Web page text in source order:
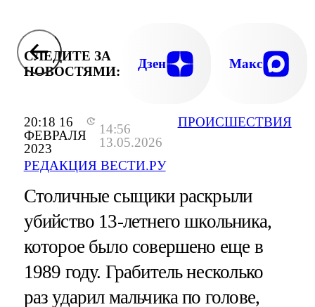
20:18 16
ФЕВРАЛЯ
2023
14:56
13.05.2026
РЕДАКЦИЯ ВЕСТИ.РУ
ПРОИСШЕСТВИЯ
СЛЕДИТЕ ЗА
НОВОСТЯМИ:
Дзен Макс
Столичные сыщики раскрыли
убийство 13-летнего школьника,
которое было совершено еще в
1989 году. Грабитель несколько
раз ударил мальчика по голове,